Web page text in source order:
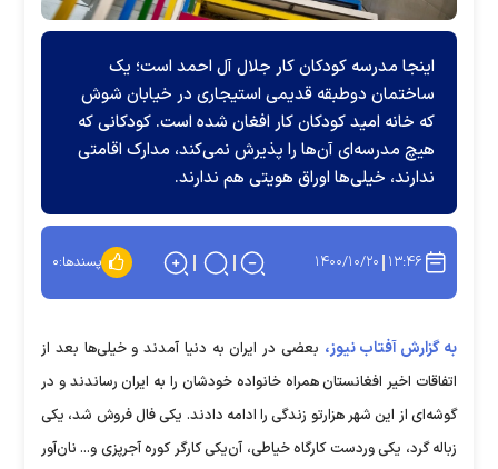
اینجا مدرسه کودکان کار جلال آل احمد است؛ یک
ساختمان دوطبقه قدیمی استیجاری در خیابان شوش
که خانه امید کودکان کار افغان شده است. کودکانی که
هیچ مدرسه‌ای آن‌ها را پذیرش نمی‌کند، مدارک اقامتی
ندارند، خیلی‌ها اوراق هویتی هم ندارند.
۱۳:۴۶ ۱۴۰۰/۱۰/۲۰ پسندها:۰
به گزارش آفتاب نیوز، بعضی در ایران به دنیا آمدند و خیلی‌ها بعد از
اتفاقات اخیر افغانستان همراه خانواده خودشان را به ایران رساندند و در
گوشه‌ای از این شهر هزارتو زندگی را ادامه دادند. یکی فال فروش شد، یکی
زباله گرد، یکی وردست کارگاه خیاطی، آن‌یکی کارگر کوره آجرپزی و... نان‌آور